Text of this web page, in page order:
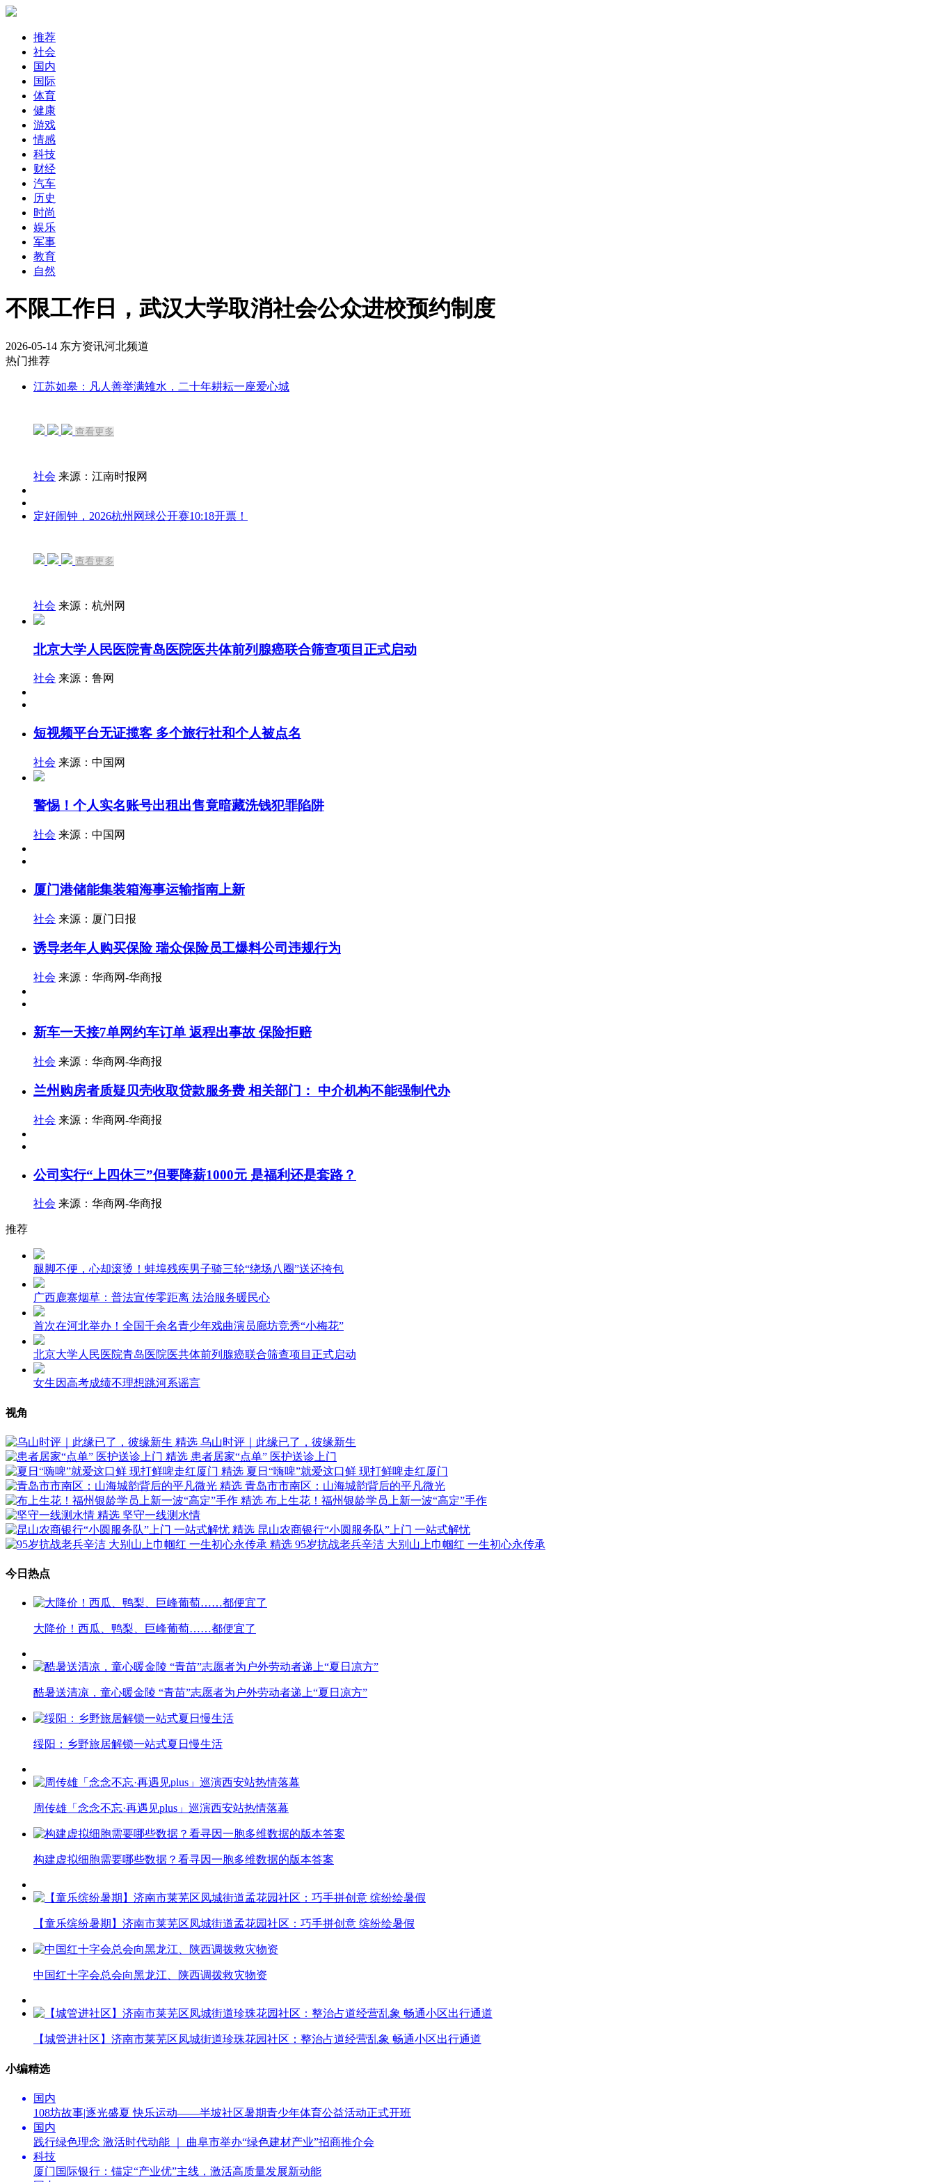
推荐
社会
国内
国际
体育
健康
游戏
情感
科技
财经
汽车
历史
时尚
娱乐
军事
教育
自然
不限工作日，武汉大学取消社会公众进校预约制度
2026-05-14 东方资讯河北频道
热门推荐
江苏如皋：凡人善举满雉水，二十年耕耘一座爱心城
查看更多
社会 来源：江南时报网
定好闹钟，2026杭州网球公开赛10:18开票！
查看更多
社会 来源：杭州网
北京大学人民医院青岛医院医共体前列腺癌联合筛查项目正式启动
社会 来源：鲁网
短视频平台无证揽客 多个旅行社和个人被点名
社会 来源：中国网
警惕！个人实名账号出租出售竟暗藏洗钱犯罪陷阱
社会 来源：中国网
厦门港储能集装箱海事运输指南上新
社会 来源：厦门日报
诱导老年人购买保险 瑞众保险员工爆料公司违规行为
社会 来源：华商网-华商报
新车一天接7单网约车订单 返程出事故 保险拒赔
社会 来源：华商网-华商报
兰州购房者质疑贝壳收取贷款服务费 相关部门： 中介机构不能强制代办
社会 来源：华商网-华商报
公司实行“上四休三”但要降薪1000元 是福利还是套路？
社会 来源：华商网-华商报
推荐
腿脚不便，心却滚烫！蚌埠残疾男子骑三轮“绕场八圈”送还挎包
广西鹿寨烟草：普法宣传零距离 法治服务暖民心
首次在河北举办！全国千余名青少年戏曲演员廊坊竞秀“小梅花”
北京大学人民医院青岛医院医共体前列腺癌联合筛查项目正式启动
女生因高考成绩不理想跳河系谣言
视角
精选 乌山时评｜此缘已了，彼缘新生
精选 患者居家“点单” 医护送诊上门
精选 夏日“嗨啤”就爱这口鲜 现打鲜啤走红厦门
精选 青岛市市南区：山海城韵背后的平凡微光
精选 布上生花！福州银龄学员上新一波“高定”手作
精选 坚守一线测水情
精选 昆山农商银行“小圆服务队”上门 一站式解忧
精选 95岁抗战老兵辛洁 大别山上巾帼红 一生初心永传承
今日热点
大降价！西瓜、鸭梨、巨峰葡萄……都便宜了
酷暑送清凉，童心暖金陵 “青苗”志愿者为户外劳动者递上“夏日凉方”
绥阳：乡野旅居解锁一站式夏日慢生活
周传雄「念念不忘·再遇见plus」巡演西安站热情落幕
构建虚拟细胞需要哪些数据？看寻因一胞多维数据的版本答案
【童乐缤纷暑期】济南市莱芜区凤城街道孟花园社区：巧手拼创意 缤纷绘暑假
中国红十字会总会向黑龙江、陕西调拨救灾物资
【城管进社区】济南市莱芜区凤城街道珍珠花园社区：整治占道经营乱象 畅通小区出行通道
小编精选
国内
108坊故事|逐光盛夏 快乐运动——半坡社区暑期青少年体育公益活动正式开班
国内
践行绿色理念 激活时代动能 ｜ 曲阜市举办“绿色建材产业”招商推介会
科技
厦门国际银行：锚定“产业优”主线，激活高质量发展新动能